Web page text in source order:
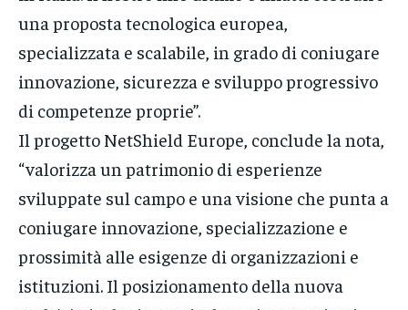
una proposta tecnologica europea,
specializzata e scalabile, in grado di coniugare
innovazione, sicurezza e sviluppo progressivo
di competenze proprie”.
Il progetto NetShield Europe, conclude la nota,
“valorizza un patrimonio di esperienze
sviluppate sul campo e una visione che punta a
coniugare innovazione, specializzazione e
prossimità alle esigenze di organizzazioni e
istituzioni. Il posizionamento della nuova